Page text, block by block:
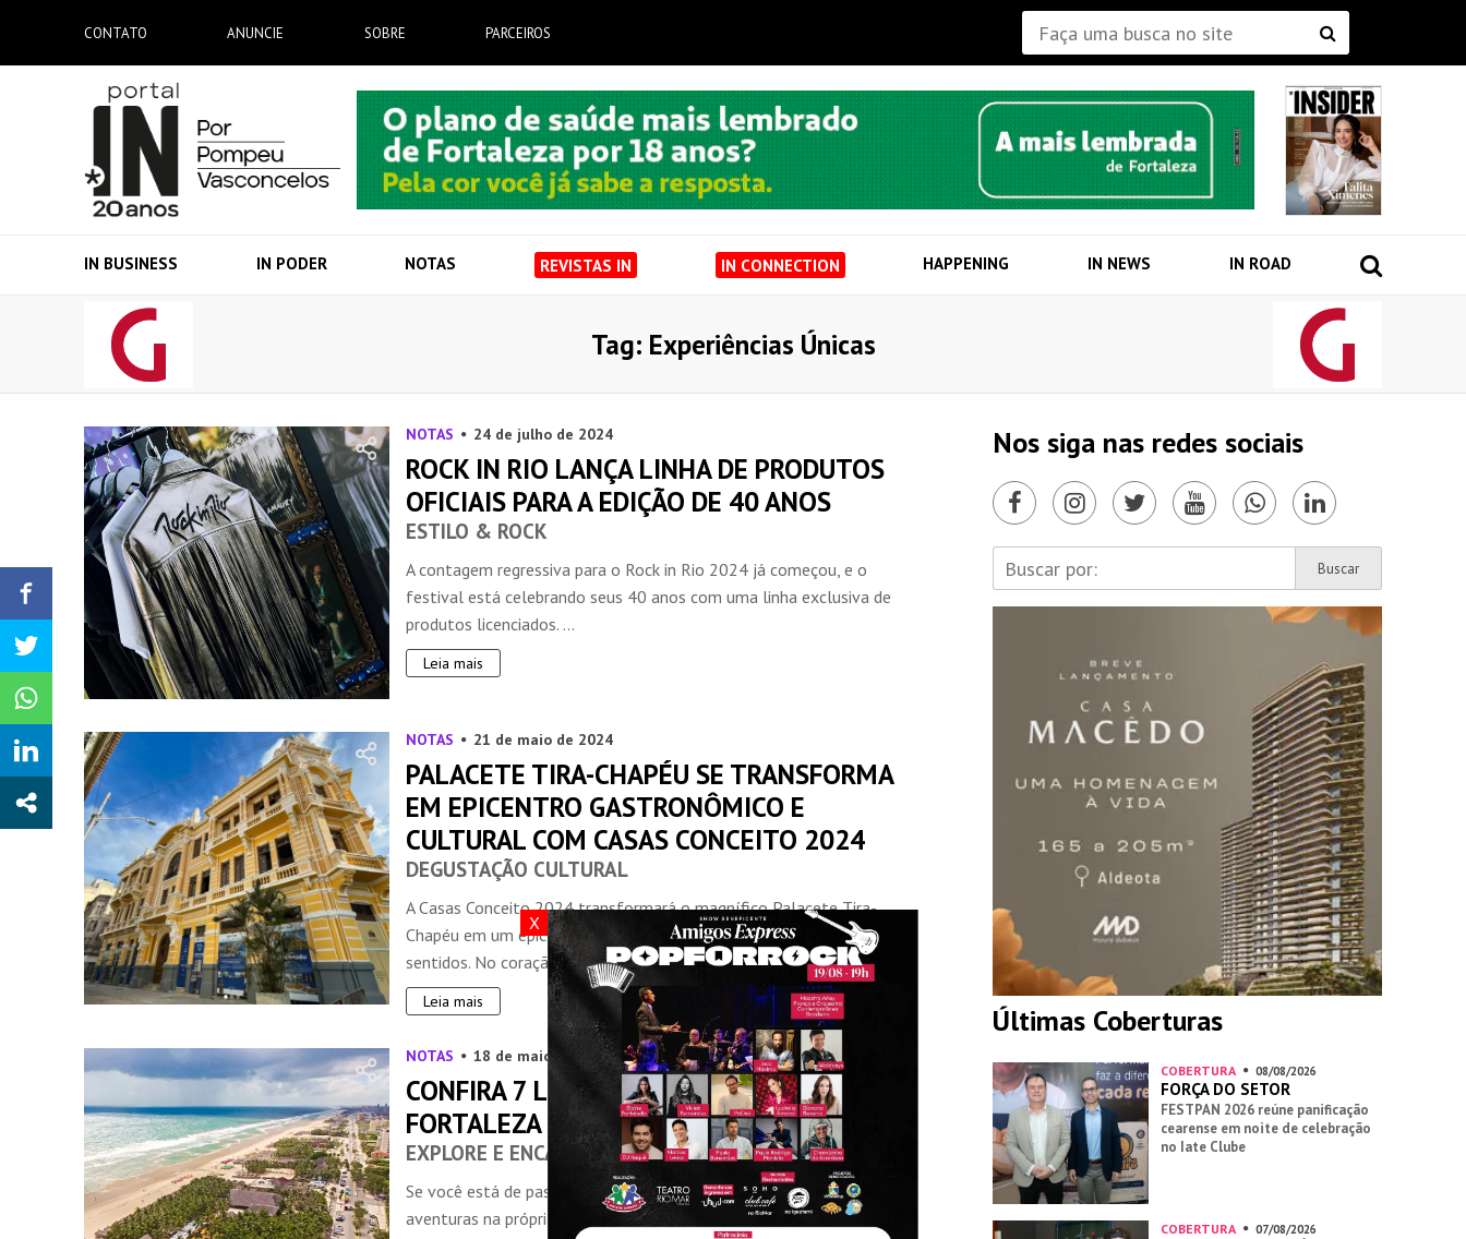
CONTATO ANUNCIE SOBRE PARCEIROS
IN BUSINESS IN PODER NOTAS REVISTAS IN IN CONNECTION HAPPENING IN NEWS IN ROAD
Tag: Experiências Únicas
NOTAS 24 de julho de 2024
ROCK IN RIO LANÇA LINHA DE PRODUTOS
OFICIAIS PARA A EDIÇÃO DE 40 ANOS
ESTILO & ROCK
A contagem regressiva para o Rock in Rio 2024 já começou, e o
festival está celebrando seus 40 anos com uma linha exclusiva de
produtos licenciados. ...
Leia mais
NOTAS 21 de maio de 2024
PALACETE TIRA-CHAPÉU SE TRANSFORMA
EM EPICENTRO GASTRONÔMICO E
CULTURAL COM CASAS CONCEITO 2024
DEGUSTAÇÃO CULTURAL
A Casas Conceito 2024 transformará o magnífico Palacete Tira-
Chapéu em um epicentro de delícias e entretenimento para todos os
sentidos. No coração ...
Leia mais
NOTAS 18 de maio de 2024
CONFIRA 7 LUGARES PARA VOCÊ CURTIR
FORTALEZA
EXPLORE E ENCANTE-SE
Se você está de passagem ou é um fortalezense em busca de
aventuras na própria cidade, Fortaleza reserva experiências únicas
Nos siga nas redes sociais
Últimas Coberturas
COBERTURA 08/08/2026
FORÇA DO SETOR
FESTPAN 2026 reúne panificação
cearense em noite de celebração
no Iate Clube
COBERTURA 07/08/2026
X